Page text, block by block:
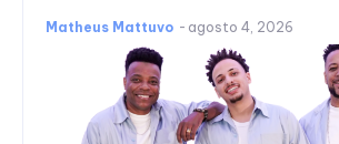
Matheus Mattuvo - agosto 4, 2026